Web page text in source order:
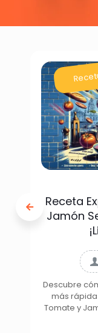
Receta
Jamón
Descubre
más
Tomate y